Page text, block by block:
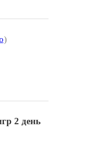
)
2 день